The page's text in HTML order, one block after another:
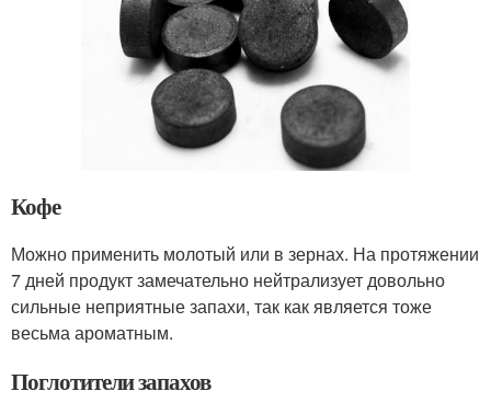
Кофе
Можно применить молотый или в зернах. На протяжении
7 дней продукт замечательно нейтрализует довольно
сильные неприятные запахи, так как является тоже
весьма ароматным.
Поглотители запахов